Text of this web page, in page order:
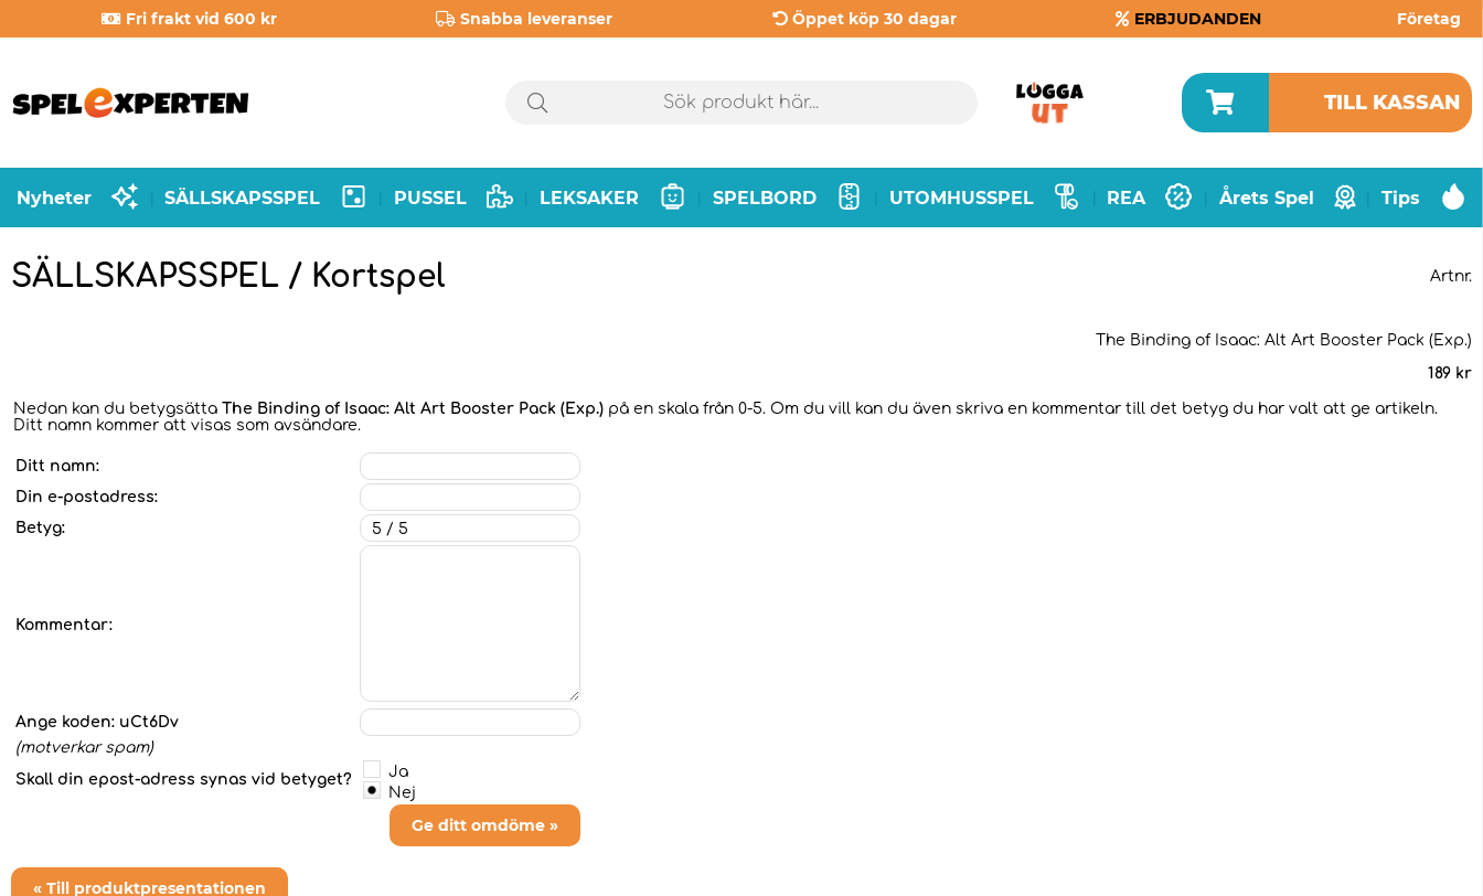
Fri frakt vid 600 kr Snabba leveranser Öppet köp 30 dagar ERBJUDANDEN Företag
TILL KASSAN
Nyheter SÄLLSKAPSSPEL PUSSEL LEKSAKER SPELBORD UTOMHUSSPEL REA Årets Spel Tips
SÄLLSKAPSSPEL / Kortspel Artnr.
The Binding of Isaac: Alt Art Booster Pack (Exp.)
189 kr
Nedan kan du betygsätta The Binding of Isaac: Alt Art Booster Pack (Exp.) på en skala från 0-5. Om du vill kan du även skriva en kommentar till det betyg du har valt att ge artikeln.
Ditt namn kommer att visas som avsändare.
Ditt namn:
Din e-postadress:
Betyg:
Kommentar:
Ange koden: uCt6Dv
(motverkar spam)
Skall din epost-adress synas vid betyget?
Ja
Nej
Ge ditt omdöme »
« Till produktpresentationen